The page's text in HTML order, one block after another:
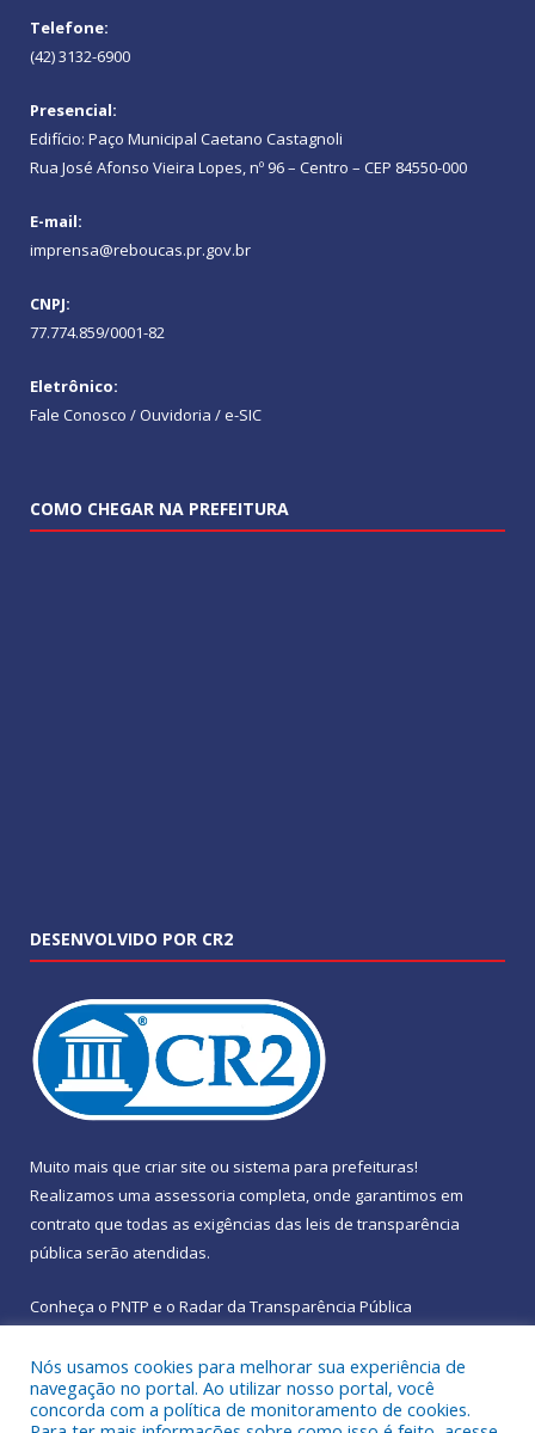
Telefone:
(42) 3132-6900
Presencial:
Edifício: Paço Municipal Caetano Castagnoli
Rua José Afonso Vieira Lopes, nº 96 – Centro – CEP 84550-000
E-mail:
imprensa@reboucas.pr.gov.br
CNPJ:
77.774.859/0001-82
Eletrônico:
Fale Conosco / Ouvidoria / e-SIC
COMO CHEGAR NA PREFEITURA
DESENVOLVIDO POR CR2
Muito mais que criar site ou sistema para prefeituras!
Realizamos uma assessoria completa, onde garantimos em
contrato que todas as exigências das leis de transparência
pública serão atendidas.
Conheça o PNTP e o Radar da Transparência Pública
Nós usamos cookies para melhorar sua experiência de
navegação no portal. Ao utilizar nosso portal, você
concorda com a política de monitoramento de cookies.